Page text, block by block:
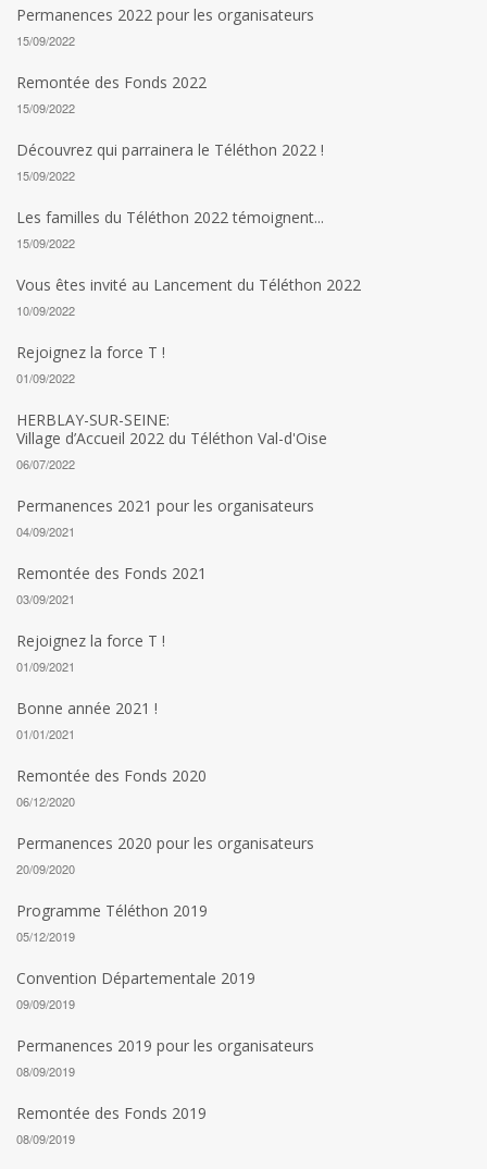
Permanences 2022 pour les organisateurs
15/09/2022
Remontée des Fonds 2022
15/09/2022
Découvrez qui parrainera le Téléthon 2022 !
15/09/2022
Les familles du Téléthon 2022 témoignent...
15/09/2022
Vous êtes invité au Lancement du Téléthon 2022
10/09/2022
Rejoignez la force T !
01/09/2022
HERBLAY-SUR-SEINE:
Village d’Accueil 2022 du Téléthon Val-d'Oise
06/07/2022
Permanences 2021 pour les organisateurs
04/09/2021
Remontée des Fonds 2021
03/09/2021
Rejoignez la force T !
01/09/2021
Bonne année 2021 !
01/01/2021
Remontée des Fonds 2020
06/12/2020
Permanences 2020 pour les organisateurs
20/09/2020
Programme Téléthon 2019
05/12/2019
Convention Départementale 2019
09/09/2019
Permanences 2019 pour les organisateurs
08/09/2019
Remontée des Fonds 2019
08/09/2019